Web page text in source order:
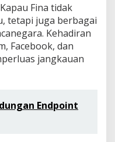
Fina tidak
tetapi juga berbagai
Kehadiran
Facebook, dan
jangkauan
Endpoint